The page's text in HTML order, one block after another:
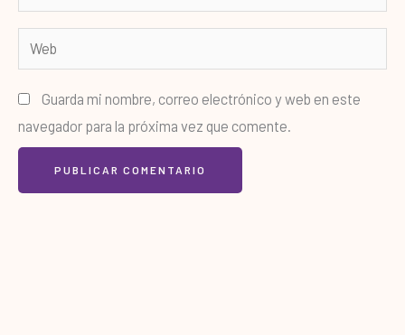
electrónico*
Web
Guarda mi nombre, correo electrónico y web en este
navegador para la próxima vez que comente.